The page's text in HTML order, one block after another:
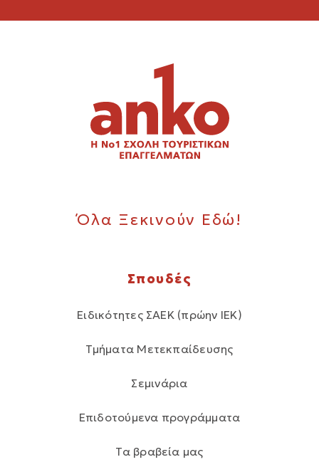
Όλα Ξεκινούν Εδώ!
Σπουδές
Ειδικότητες ΣΑΕΚ (πρώην ΙΕΚ)
Τμήματα Μετεκπαίδευσης
Σεμινάρια
Επιδοτούμενα προγράμματα
Τα βραβεία μας